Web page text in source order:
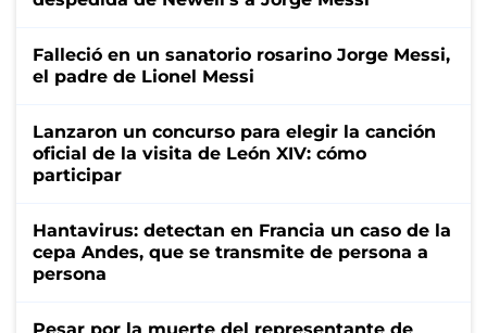
Falleció en un sanatorio rosarino Jorge Messi,
el padre de Lionel Messi
Lanzaron un concurso para elegir la canción
oficial de la visita de León XIV: cómo
participar
Hantavirus: detectan en Francia un caso de la
cepa Andes, que se transmite de persona a
persona